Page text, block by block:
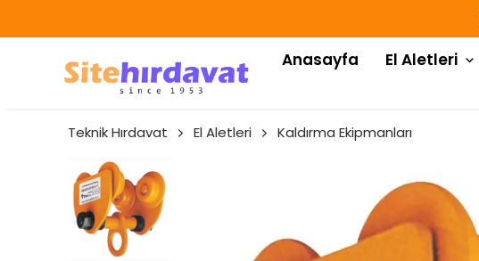
Anasayfa El Aletleri
Teknik Hırdavat El Aletleri Kaldırma Ekipmanları